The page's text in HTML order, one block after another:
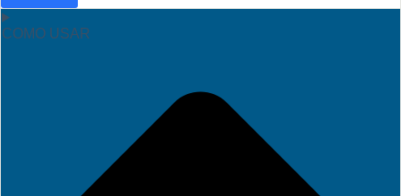
COMO USAR